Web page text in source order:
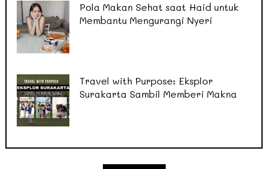
Pola Makan Sehat saat Haid untuk
Membantu Mengurangi Nyeri
Travel with Purpose: Eksplor
Surakarta Sambil Memberi Makna